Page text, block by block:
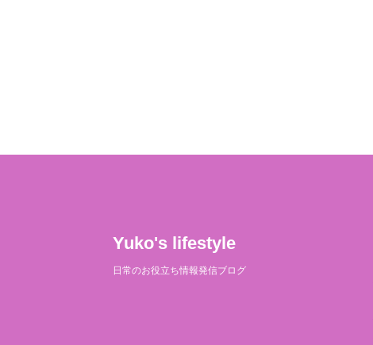
Yuko's lifestyle
日常のお役立ち情報発信ブログ